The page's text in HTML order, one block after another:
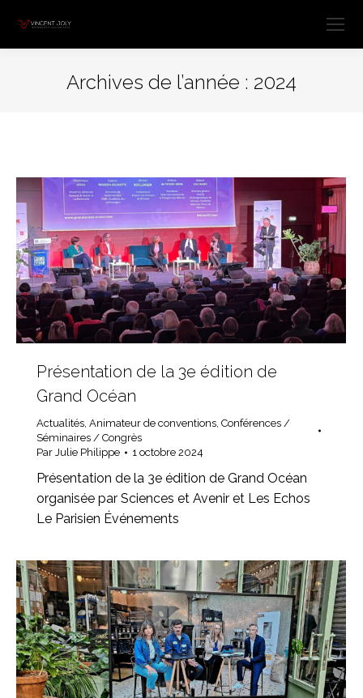
Archives de l’année : 2024
Présentation de la 3e édition de
Grand Océan
Actualités Animateur de conventions Conférences /
Séminaires / Congrès
Par Julie Philippe 1 octobre 2024
Présentation de la 3e édition de Grand Océan
organisée par Sciences et Avenir et Les Echos
Le Parisien Événements